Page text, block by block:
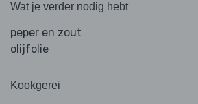
Wat je verder nodig hebt
peper en zout
olijfolie
Kookgerei